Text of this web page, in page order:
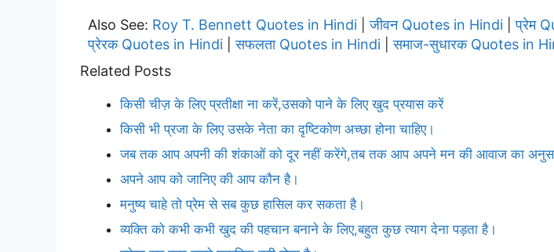
Also See: Roy T. Bennett Quotes in Hindi |जीवन Quotes in Hindi |प्रेम
प्रेरक Quotes in Hindi |सफलता Quotes in Hindi |समाज-सुधारक Quotes in
Related Posts
किसी चीज़ के लिए प्रतीक्षा ना करें,उसको पाने के लिए खुद प्रयास करें
किसी भी प्रजा के लिए उसके नेता का दृष्टिकोण अच्छा होना चाहिए।
जब तक आप अपनी की शंकाओं को दूर नहीं करेंगे,तब तक आप अपने मन की आवाज का
अपने आप को जानिए की आप कौन है।
मनुष्य चाहे तो प्रेम से सब कुछ हासिल कर सकता है।
व्यक्ति को कभी कभी खुद की पहचान बनाने के लिए,बहुत कुछ त्याग देना पड़ता है।